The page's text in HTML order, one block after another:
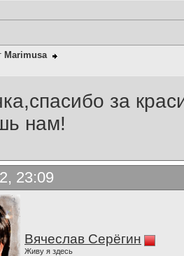
Marimusa
за
нам!
23:09
Вячеслав Серёгин
Живу я здесь